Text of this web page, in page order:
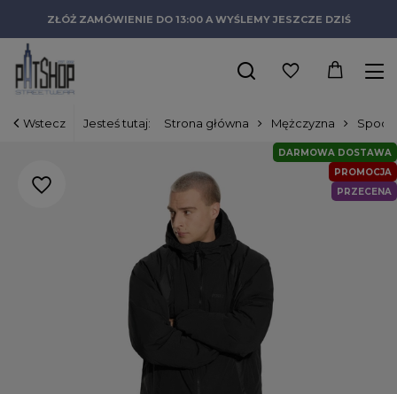
ZŁÓŻ ZAMÓWIENIE DO 13:00 A WYŚLEMY JESZCZE DZIŚ
Wstecz Jesteś tutaj: Strona główna Mężczyzna
PROMOCJA
PRZECENA
DARMOWA DOSTAWA